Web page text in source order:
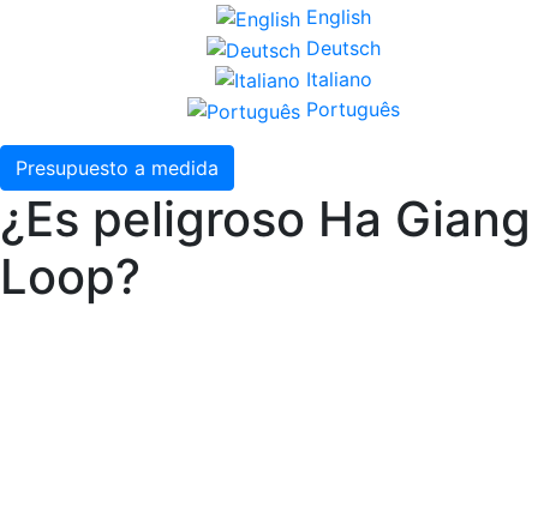
English
Deutsch
Italiano
Português
Presupuesto a medida
¿Es peligroso Ha Giang
Loop?